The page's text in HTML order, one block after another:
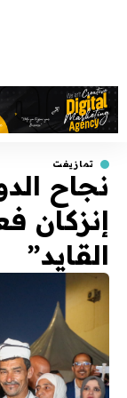
تمازيغت
نجاح
إنزكان
القايد”